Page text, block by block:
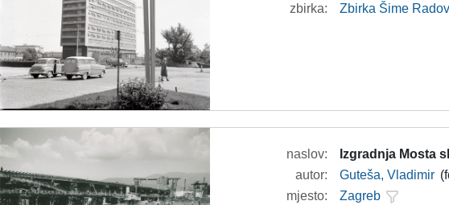
zbirka:
Zbirka Šime
naslov:
Izgradnja Mosta
autor:
Guteša, Vladimir
mjesto:
Zagreb